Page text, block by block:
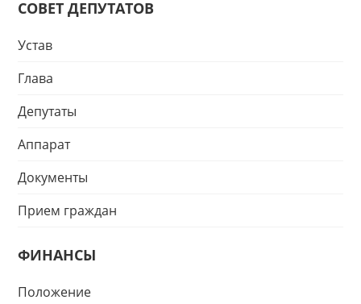
СОВЕТ ДЕПУТАТОВ
Устав
Глава
Депутаты
Аппарат
Документы
Прием граждан
ФИНАНСЫ
Положение